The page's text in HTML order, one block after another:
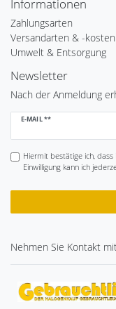
Informationen
Zahlungsarten
Versandarten & -kosten
Umwelt & Entsorgung
Newsletter
Nach der Anmeldung
E-MAIL **
Newsletter
Hiermit bestätige ich, dass
Einwilligung kann ich
Nehmen Sie Kontakt